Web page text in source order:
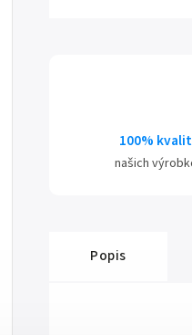
100%
našich
Popis